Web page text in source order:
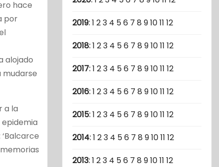
hace
por
alojado
mudarse
a la
2019:1 23 4 56 7 8 91011 12
2018:1 23 4 56 7 8 91011 12
2017:1 23 4 56 7 8 91011 12
2016:1 23 4 56 7 8 91011 12
2015:1 23 4 56 7 8 91011 12
2014:1 23 4 56 7 8 91011 12
2013:1 23 4 56 7 8 91011 12